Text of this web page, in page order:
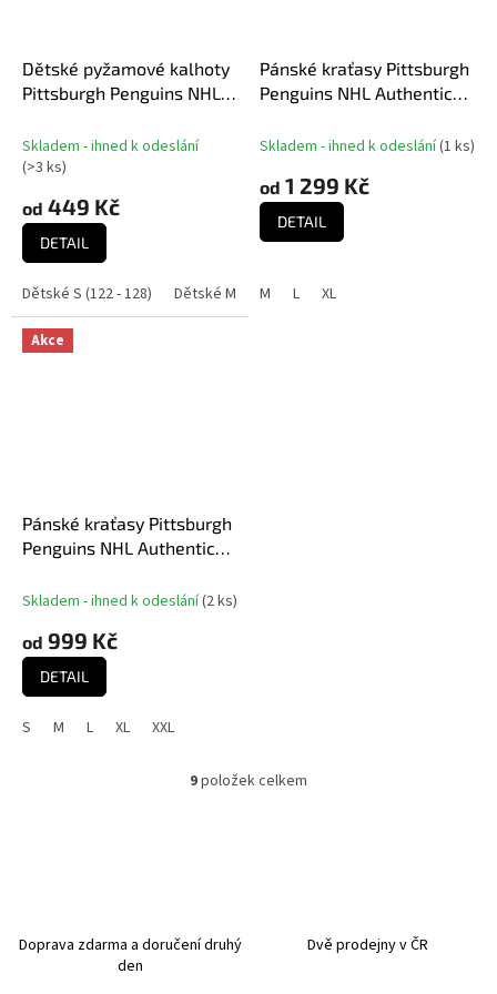
Dětské pyžamové kalhoty
Pittsburgh Penguins NHL
Skladem - ihned k odeslání
(>3 ks)
od 449 Kč
DETAIL
Dětské S (122 - 128) Dětské M (140 - 146) Dětské L (152 - 158)
Pánské kraťasy Pittsburgh
Penguins NHL Authentic
Short
Skladem - ihned k odeslání(1 ks)
od 1 299 Kč
DETAIL
M L XL
Akce
Pánské kraťasy Pittsburgh
Penguins NHL Authentic
Skladem - ihned k odeslání(2 ks)
od 999 Kč
DETAIL
S M L XL XXL
O
9položek celkem
Doprava zdarma a doručení druhý
den
Dvě prodejny v ČR